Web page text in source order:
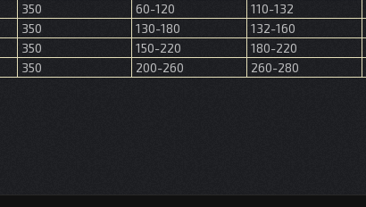
350 60-120 110-132
350 130-180 132-160
350 150-220 180-220
350 200-260 260-280